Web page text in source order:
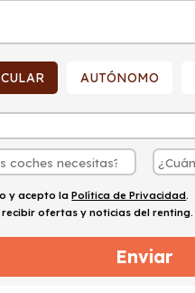
AUTÓNOMO
y acepto laPolítica de Privacidad.
recibir ofertas y noticias del renting.